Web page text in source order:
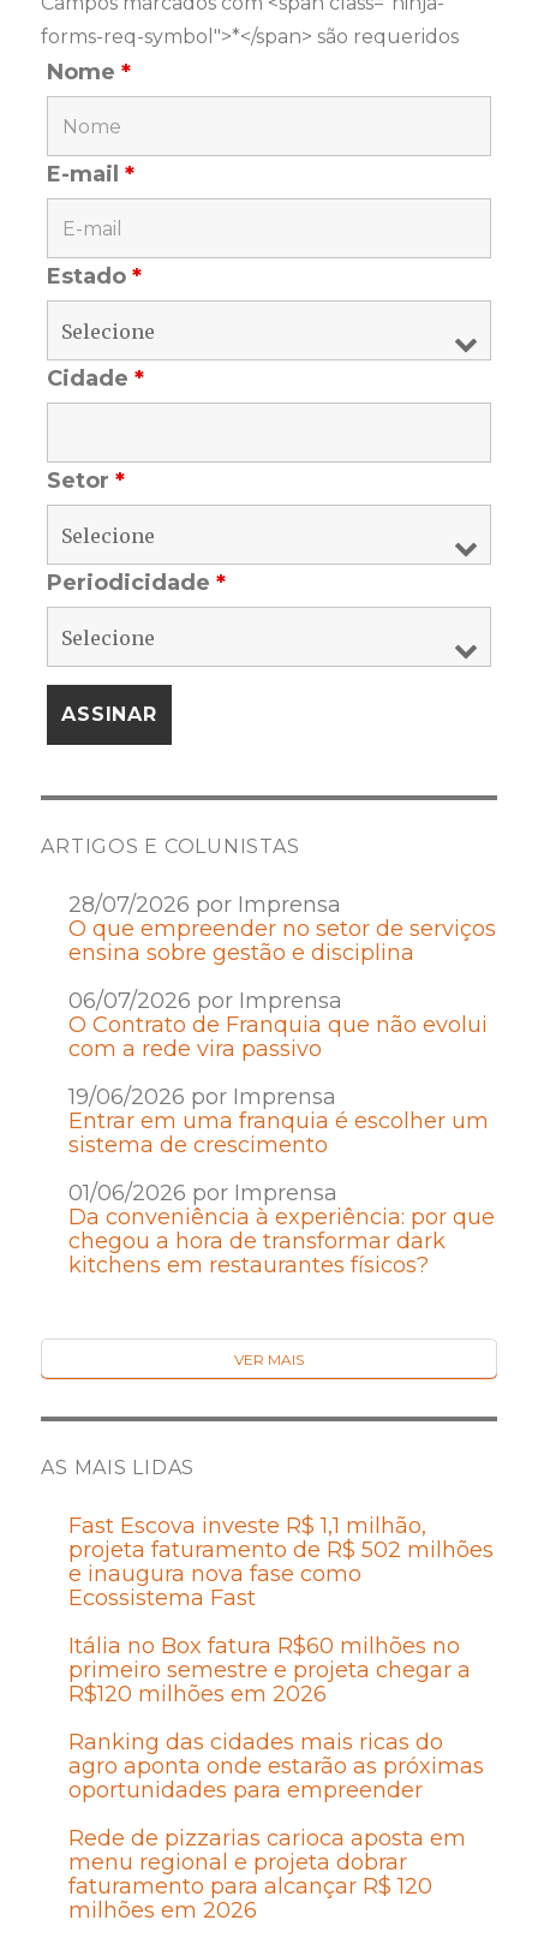
forms-req-symbol">*</span> são requeridos
Nome*
E-mail*
Estado*
Cidade*
Setor*
Periodicidade*
ARTIGOS E COLUNISTAS
28/07/2026 por Imprensa
O que empreender no setor de serviços
ensina sobre gestão e disciplina
06/07/2026 por Imprensa
O Contrato de Franquia que não evolui
com a rede vira passivo
19/06/2026 por Imprensa
Entrar em uma franquia é escolher um
sistema de crescimento
01/06/2026 por Imprensa
Da conveniência à experiência: por que
chegou a hora de transformar dark
kitchens em restaurantes físicos?
VER MAIS
AS MAIS LIDAS
Fast Escova investe R$ 1,1 milhão,
projeta faturamento de R$ 502 milhões
e inaugura nova fase como
Ecossistema Fast
Itália no Box fatura R$60 milhões no
primeiro semestre e projeta chegar a
R$120 milhões em 2026
Ranking das cidades mais ricas do
agro aponta onde estarão as próximas
oportunidades para empreender
Rede de pizzarias carioca aposta em
menu regional e projeta dobrar
faturamento para alcançar R$ 120
milhões em 2026